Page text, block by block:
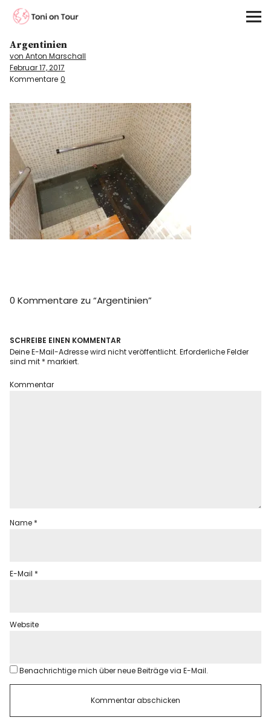
Toni on Tour
Startseite
About
On the Road
Kontinente
Kontakt
Argentinien
von Anton Marschall
Februar 17, 2017
Kommentare 0
0 Kommentare zu “Argentinien”
SCHREIBE EINEN KOMMENTAR
Deine E-Mail-Adresse wird nicht veröffentlicht. Erforderliche Felder
sind mit * markiert.
Kommentar
Name *
E-Mail *
Website
Benachrichtige mich über neue Beiträge via E-Mail.